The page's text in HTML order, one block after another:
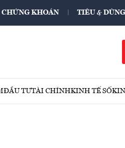
CHỨNG KHOÁN TIÊU & DÙNG
ĐẦU TƯTÀI CHÍNHKINH TẾ SỐ